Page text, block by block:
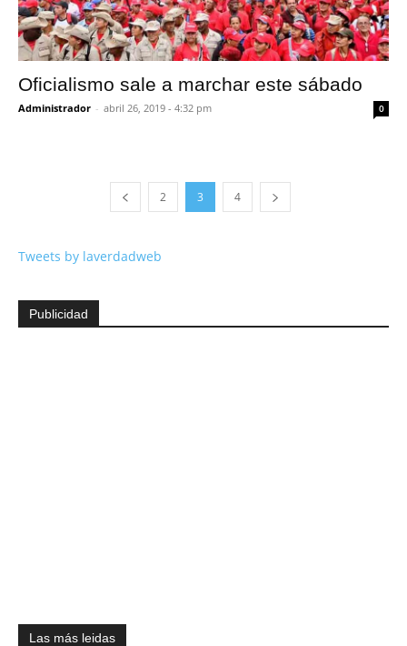
Oficialismo sale a marchar este sábado
Administrador - abril 26, 2019 - 4:32 pm 0
2 3 4
Tweets by laverdadweb
Publicidad
Las más leidas